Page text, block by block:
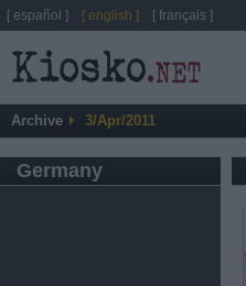
Archive 3/Apr/2011
Germany
[ español ] [ english ] [ français ]